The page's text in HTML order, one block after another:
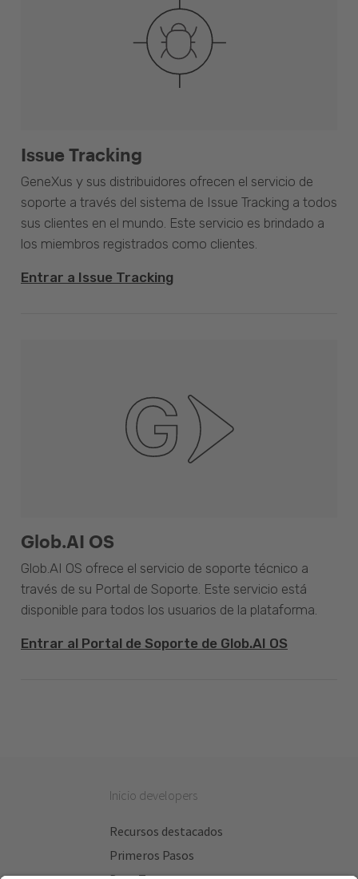
Issue Tracking
GeneXus y sus distribuidores ofrecen el servicio de
soporte a través del sistema de Issue Tracking a todos
sus clientes en el mundo. Este servicio es brindado a
los miembros registrados como clientes.
Entrar a Issue Tracking
Glob.AI OS
Glob.AI OS ofrece el servicio de soporte técnico a
través de su Portal de Soporte. Este servicio está
disponible para todos los usuarios de la plataforma.
Entrar al Portal de Soporte de Glob.AI OS
Inicio developers
Recursos destacados
Primeros Pasos